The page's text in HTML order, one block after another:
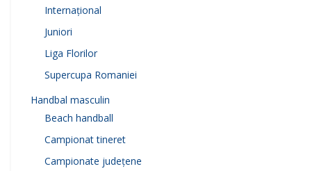
Internațional
Juniori
Liga Florilor
Supercupa Romaniei
Handbal masculin
Beach handball
Campionat tineret
Campionate județene